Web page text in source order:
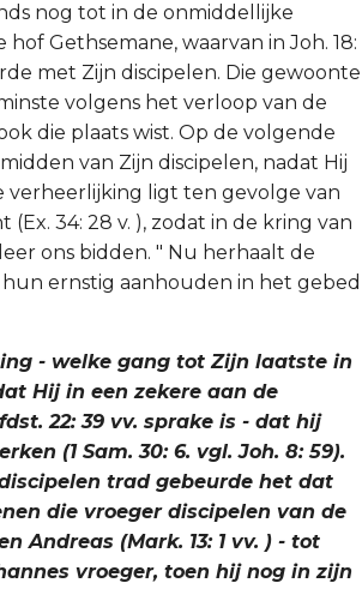
nog tot in de onmiddellijke
Gethsemane, waarvan in Joh. 18:
met Zijn discipelen. Die gewoonte
volgens het verloop van de
die plaats wist. Op de volgende
van Zijn discipelen, nadat Hij
verheerlijking ligt ten gevolge van
34: 28 v. ), zodat in de kring van
ons bidden. " Nu herhaalt de
ernstig aanhouden in het gebed
- welke gang tot Zijn laatste in
Hij in een zekere aan de
22: 39 vv. sprake is - dat hij
(1 Sam. 30: 6. vgl. Joh. 8: 59).
trad gebeurde het dat
die vroeger discipelen van de
Andreas (Mark. 13: 1 vv. ) - tot
vroeger, toen hij nog in zijn